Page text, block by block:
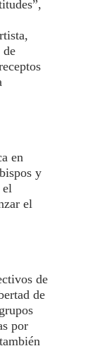
de
en
y
el
el
de
de
por